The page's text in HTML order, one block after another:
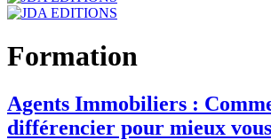
Formation
Agents Immobiliers :
différencier pour mieux